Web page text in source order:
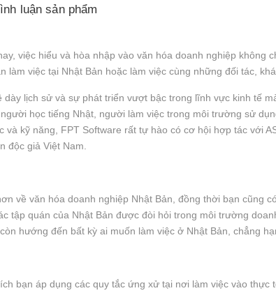
luận sản phẩm
việc hiểu và hòa nhập vào văn hóa doanh nghiệp
làm việc tại Nhật Bản hoặc làm việc cùng những đối tác,
dày lịch sử và sự phát triển vượt bậc trong lĩnh vực kinh tế
học tiếng Nhật, người làm việc trong môi trường sử
kỹ năng, FPT Software rất tự hào có cơ hội hợp tác với
độc giả Việt Nam.
về văn hóa doanh nghiệp Nhật Bản, đồng thời bạn cũng
tập quán của Nhật Bản được đòi hỏi trong môi trường
hướng đến bất kỳ ai muốn làm việc ở Nhật Bản, chẳng
bạn áp dụng các quy tắc ứng xử tại nơi làm việc vào